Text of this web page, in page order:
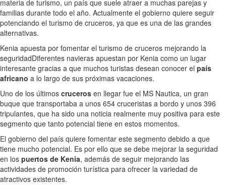
materia de turismo, un país que suele atraer a muchas parejas y
familias durante todo el año. Actualmente el gobierno quiere seguir
potenciando el turismo de cruceros, ya que es una de las grandes
alternativas.
Kenia apuesta por fomentar el turismo de cruceros mejorando la
seguridadDiferentes navieras apuestan por Kenia como un lugar
interesante gracias a que muchos turistas desean conocer el país
africano a lo largo de sus próximas vacaciones.
Uno de los últimos cruceros en llegar fue el MS Nautica, un gran
buque que transportaba a unos 654 cruceristas a bordo y unos 396
tripulantes, que ha sido una noticia realmente muy positiva para este
segmento que tanto potencial tiene en estos momentos.
El gobierno del país quiere fomentar este segmento debido a que
tiene mucho potencial. Es por ello que se debe mejorar la seguridad
en los puertos de Kenia, además de seguir mejorando las
actividades de promoción turística para ofrecer la variedad de
atractivos existentes.